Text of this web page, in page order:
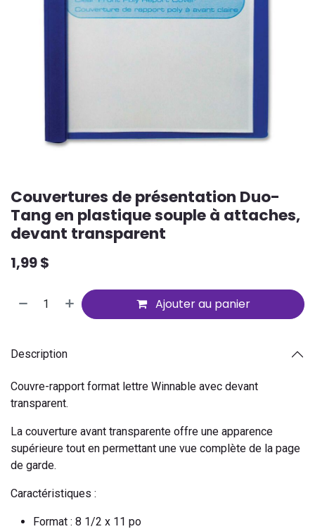
Couvertures de présentation Duo-
Tang en plastique souple à attaches,
devant transparent
1,99$
Ajouter au panier
Description
Couvre-rapport format lettre Winnable avec devant
transparent.
La couverture avant transparente offre une apparence
supérieure tout en permettant une vue complète de la page
de garde.
Caractéristiques :
Format : 8 1/2 x 11 po